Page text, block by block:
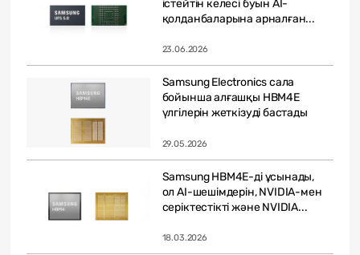
істейтін келесі буын AI-
қолданбаларына арналған...
23.06.2026
Samsung Electronics сала
бойынша алғашқы HBM4E
үлгілерін жеткізуді бастады
29.05.2026
Samsung HBM4E-ді ұсынады,
ол AI-шешімдерін, NVIDIA-мен
серіктестікті және NVIDIA...
18.03.2026